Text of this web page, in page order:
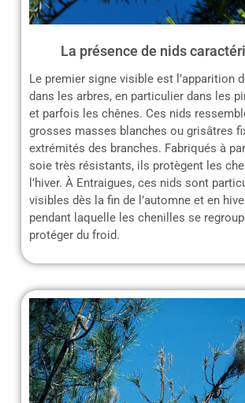
La présence de nids
Le premier signe visible est l’apparition
dans les arbres, en particulier dans les
et parfois les chênes. Ces nids
grosses masses blanches ou grisâtres
extrémités des branches. Fabriqués à
soie très résistants, ils protègent les
l’hiver. À Entraigues, ces nids sont
visibles dès la fin de l’automne et en
pendant laquelle les chenilles se
protéger du froid.